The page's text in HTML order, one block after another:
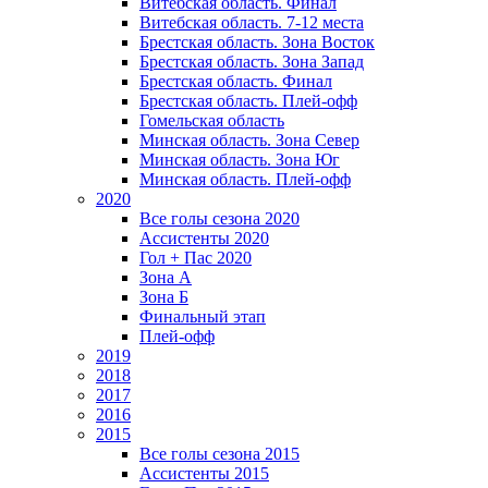
Витебская область. 7-12 места
Брестская область. Зона Восток
Брестская область. Зона Запад
Брестская область. Финал
Брестская область. Плей-офф
Гомельская область
Минская область. Зона Север
Минская область. Зона Юг
Минская область. Плей-офф
2020
Все голы сезона 2020
Ассистенты 2020
Гол + Пас 2020
Зона А
Зона Б
Финальный этап
Плей-офф
2019
2018
2017
2016
2015
Все голы сезона 2015
Ассистенты 2015